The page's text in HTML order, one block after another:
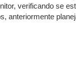
verificando se
anteriormente